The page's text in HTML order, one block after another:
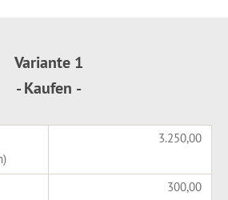
Variante 1
- Kaufen -
3.250,00
300,00